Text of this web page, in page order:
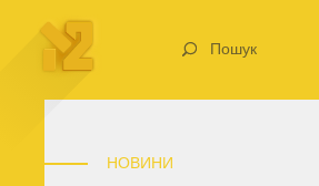
Пошук
НОВИНИ